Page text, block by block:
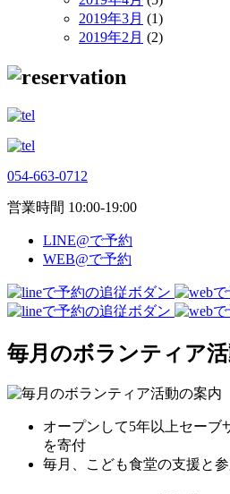
2019年3月 (1)
2019年2月 (2)
054-663-0712
営業時間 10:00-19:00
LINE@で予約
WEB@で予約
毎月のボランティア
オープンして5年以上セーブ
を寄付
毎月、こども食堂の支援と参